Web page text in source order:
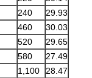
240
29.93
460 30.03
520
29.65
580
27.49
1,100 28.47